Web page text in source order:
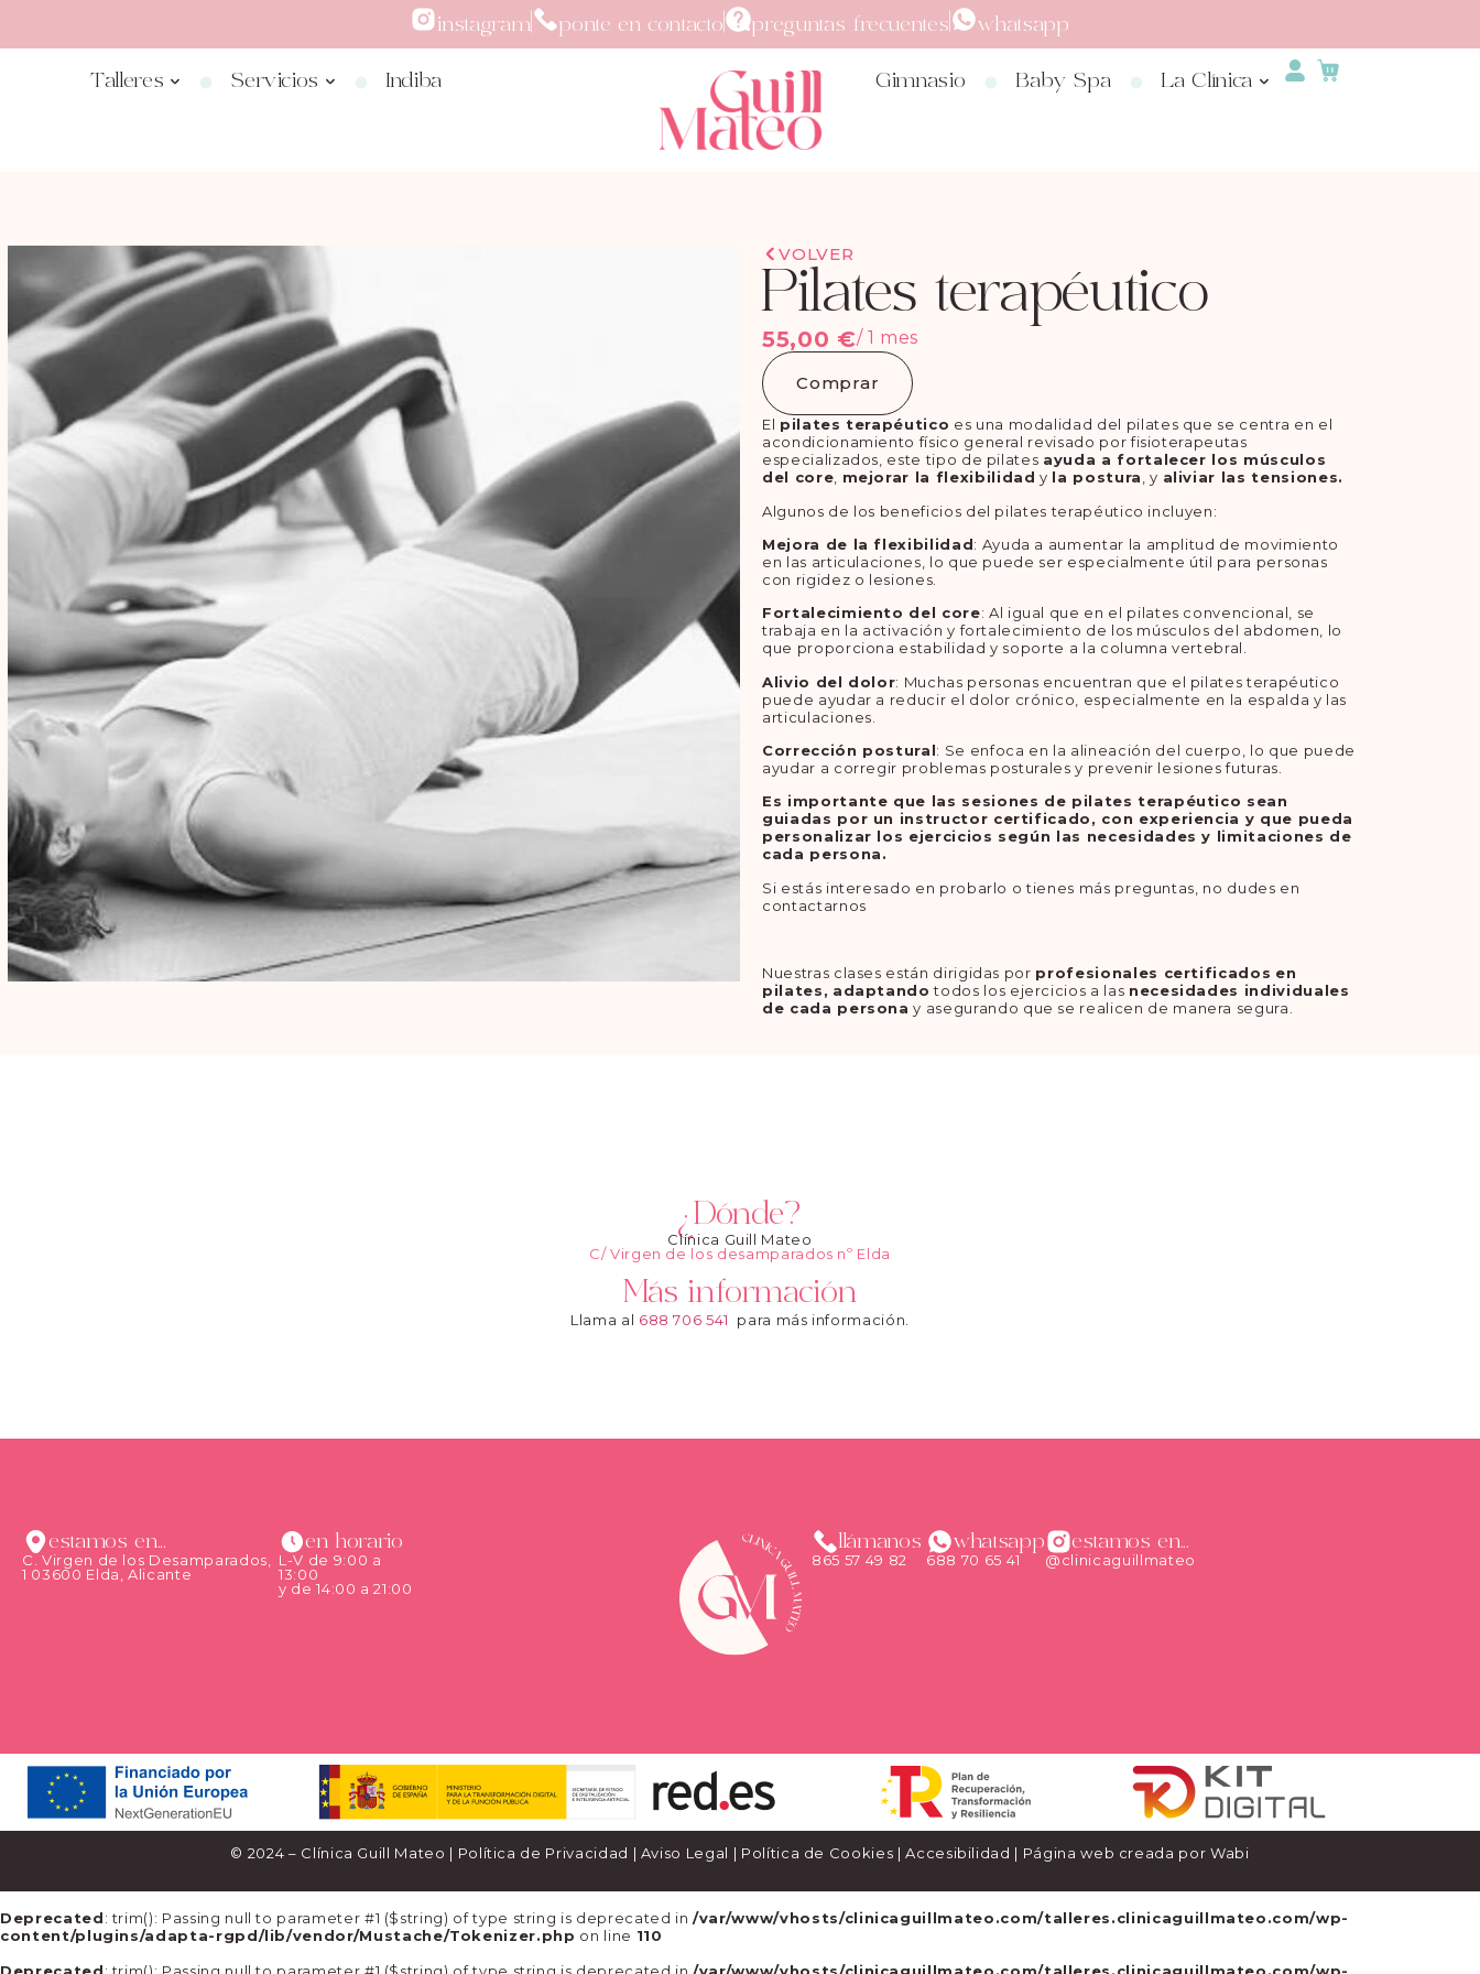
instagram ponte en contacto preguntas frecuentes
whatsapp
Talleres
Servicios Indiba Gimnasio Baby Spa La Clínica
VOLVER
Pilates terapéutico
55,00 €/ 1 mes
Comprar
El pilates terapéutico es una modalidad del pilates que se centra en el
acondicionamiento físico general revisado por fisioterapeutas
especializados, este tipo de pilates ayuda a fortalecer los músculos
del core mejorar la flexibilidad y la postura , y aliviar las tensiones.
Algunos de los beneficios del pilates terapéutico incluyen:
Mejora de la flexibilidad: Ayuda a aumentar la amplitud de movimiento
en las articulaciones, lo que puede ser especialmente útil para personas
con rigidez o lesiones.
Fortalecimiento del core: Al igual que en el pilates convencional, se
trabaja en la activación y fortalecimiento de los músculos del abdomen, lo
que proporciona estabilidad y soporte a la columna vertebral.
Alivio del dolor: Muchas personas encuentran que el pilates terapéutico
puede ayudar a reducir el dolor crónico, especialmente en la espalda y las
articulaciones.
Corrección postural: Se enfoca en la alineación del cuerpo, lo que puede
ayudar a corregir problemas posturales y prevenir lesiones futuras.
Es importante que las sesiones de pilates terapéutico sean
guiadas por un instructor certificado, con experiencia y que pueda
personalizar los ejercicios según las necesidades y limitaciones de
cada persona.
Si estás interesado en probarlo o tienes más preguntas, no dudes en
contactarnos
Nuestras clases están dirigidas por profesionales certificados en
pilates, adaptando todos los ejercicios a las necesidades individuales
de cada persona y asegurando que se realicen de manera segura.
¿Dónde?
Clínica Guill Mateo
C/ Virgen de los desamparados nº Elda
Más información
Llama al 688 706 541 para más información.
estamos en...
C. Virgen de los Desamparados,
1 03600 Elda, Alicante
en horario
L-V de 9:00 a
13:00
y de 14:00 a 21:00
llámanos
865 57 49 82
whatsapp
688 70 65 41
estamos en...
@clinicaguillmateo
© 2024 – Clínica Guill Mateo | Política de Privacidad | Aviso Legal | Política de Cookies |Accesibilidad | Página web creada por Wabi
Deprecated: trim(): Passing null to parameter #1 ($string) of type string is deprecated in/var/www/vhosts/clinicaguillmateo.com/talleres.clinicaguillmateo.com/wp-
content/plugins/adapta-rgpd/lib/vendor/Mustache/Tokenizer.php on line 110